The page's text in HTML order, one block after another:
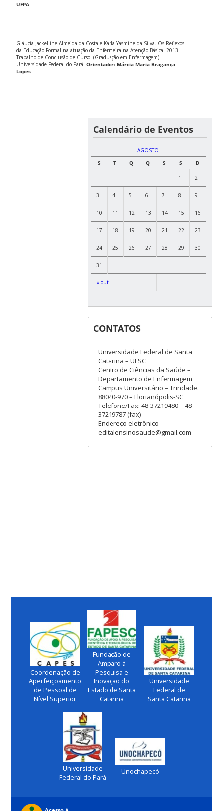
UFPA
Gláucia Jackelline Almeida da Costa e Karla Yasmine da Silva. Os Reflexos
da Educação Formal na atuação da Enfermeira na Atenção Básica. 2013.
Trabalho de Conclusão de Curso. (Graduação em Enfermagem) –
Universidade Federal do Pará.Orientador: Márcia Maria Bragança
Lopes
Calendário de Eventos
AGOSTO
S
T Q Q S S D
« out
1 2
3 4 5 6 7 8 9
10 11 12 13 14 15 16
17 18 19 20 21 22 23
24 25 26 27 28 29 30
31
CONTATOS
Universidade Federal de Santa
Catarina – UFSC
Centro de Ciências da Saúde –
Departamento de Enfermagem
Campus Universitário – Trindade.
88040-970 – Florianópolis-SC
Telefone/Fax: 48-37219480 – 48
37219787 (fax)
Endereço eletrônico
editalensinosaude@gmail.com
Coordenação de
Aperfeiçoamento
de Pessoal de
Nível Superior
Fundação de
Amparo à
Pesquisa e
Inovação do
Estado de Santa
Catarina
Universidade
Federal de
Santa Catarina
Universidade
Federal do Pará
Unochapecó